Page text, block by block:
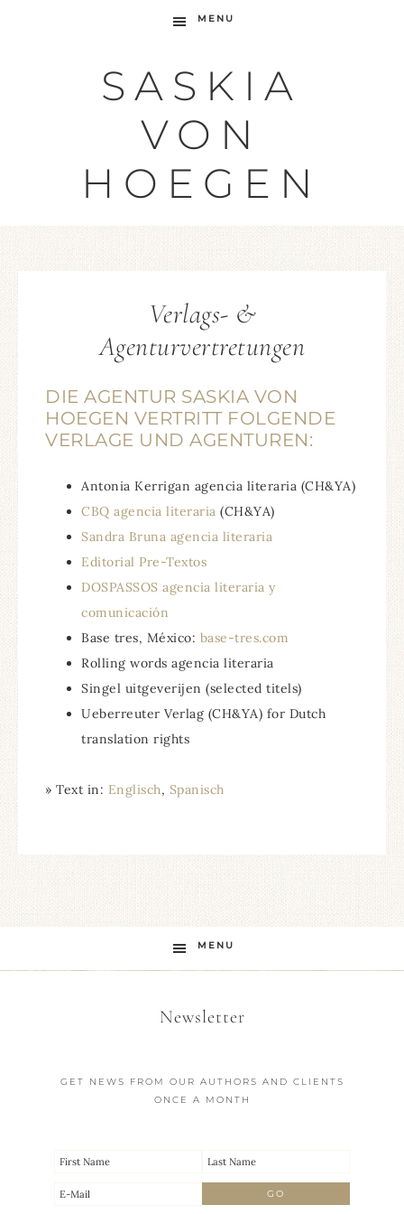
MENU
SASKIA
VON
HOEGEN
Verlags- &
Agenturvertretungen
DIE AGENTUR SASKIA VON
HOEGEN VERTRITT FOLGENDE
VERLAGE UND AGENTUREN:
Antonia Kerrigan agencia literaria (CH&YA)
CBQ agencia literaria (CH&YA)
Sandra Bruna agencia literaria
Editorial Pre-Textos
DOSPASSOS agencia literaria y
comunicación
Base tres, México: base-tres.com
Rolling words agencia literaria
Singel uitgeverijen (selected titels)
Ueberreuter Verlag (CH&YA) for Dutch
translation rights
» Text in: Englisch Spanisch
MENU
Newsletter
GET NEWS FROM OUR AUTHORS AND CLIENTS
ONCE A MONTH